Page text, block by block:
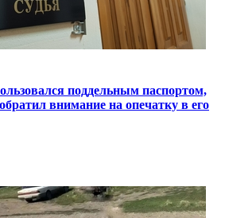
поддельным паспортом,
внимание на опечатку в его